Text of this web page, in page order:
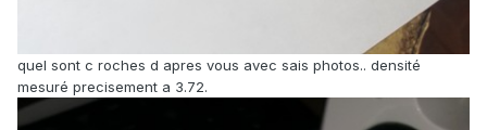
quel sont c roches d apres vous avec sais photos.. densité
mesuré precisement a 3.72.